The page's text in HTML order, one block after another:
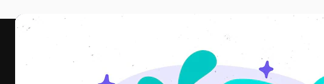
Vídeos
Clips de vídeo
Productos